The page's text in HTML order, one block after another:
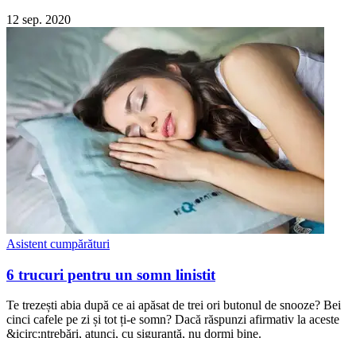
12 sep. 2020
Asistent cumpărături
6 trucuri pentru un somn linistit
Te trezești abia după ce ai apăsat de trei ori butonul de snooze? Bei
cinci cafele pe zi și tot ți-e somn? Dacă răspunzi afirmativ la aceste
&icirc;ntrebări, atunci, cu siguranță, nu dormi bine.